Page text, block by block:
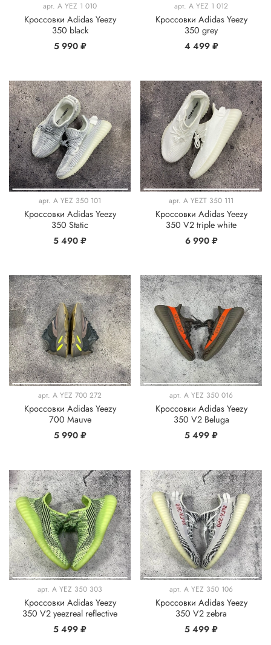
арт. A YEZ 1 010
Кроссовки Adidas Yeezy
350 black
5 990 ₽
арт. A YEZ 1 012
Кроссовки Adidas Yeezy
350 grey
4 499 ₽
арт. A YEZ 350 101
Кроссовки Adidas Yeezy
350 Static
5 490 ₽
арт. A YEZT 350 111
Кроссовки Adidas Yeezy
350 V2 triple white
6 990 ₽
арт. A YEZ 700 272
Кроссовки Adidas Yeezy
700 Mauve
5 990 ₽
арт. A YEZ 350 016
Кроссовки Adidas Yeezy
350 V2 Beluga
5 499 ₽
арт. A YEZ 350 303
Кроссовки Adidas Yeezy
350 V2 yeezreal reflective
5 499 ₽
арт. A YEZ 350 106
Кроссовки Adidas Yeezy
350 V2 zebra
5 499 ₽